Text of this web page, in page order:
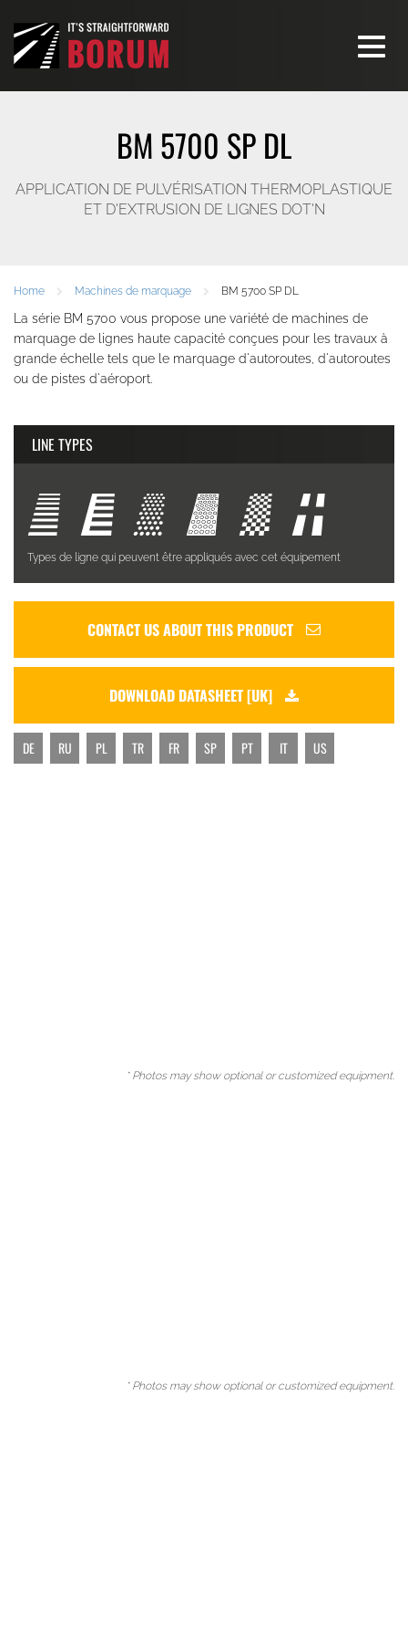
Toggle
BM 5700 SP DL
APPLICATION DE PULVÉRISATION THERMOPLASTIQUE
ET D'EXTRUSION DE LIGNES DOT'N
Home Machines de marquage BM 5700 SP DL
La série BM 5700 vous propose une variété de machines de
marquage de lignes haute capacité conçues pour les travaux à
grande échelle tels que le marquage d'autoroutes, d'autoroutes
ou de pistes d'aéroport.
LINE TYPES
Types de ligne qui peuvent être appliqués avec cet équipement
CONTACT US ABOUT THIS PRODUCT
DOWNLOAD DATASHEET [UK]
DE RU PL TR FR SP PT IT US
* Photos may show optional or customized equipment.
* Photos may show optional or customized equipment.